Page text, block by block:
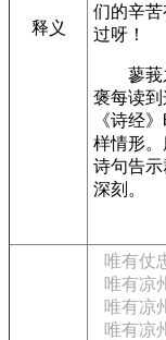
释义
们的辛
过呀！
蓼
褒每读
《诗经
样情形
诗句告
深刻。
唯有仗
唯有凉
唯有凉
唯有凉